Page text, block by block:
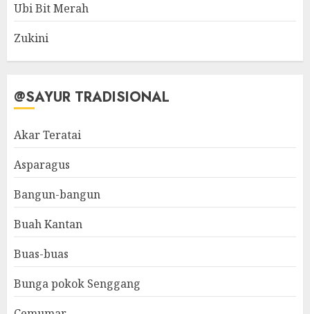
Ubi Bit Merah
Zukini
@SAYUR TRADISIONAL
Akar Teratai
Asparagus
Bangun-bangun
Buah Kantan
Buas-buas
Bunga pokok Senggang